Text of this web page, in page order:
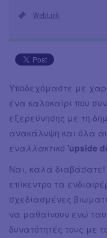
WebLink
Υποδεχόμαστε με
ένα καλοκαίρι που
εξερεύνησης με τη
ανακάλυψη και όλα
εναλλακτικό 'upside
Ναι, καλά διαβάσατε!
επίκεντρο τα
σχεδιασμένες
να μαθαίνουν ενώ
δυνατότητές τους με